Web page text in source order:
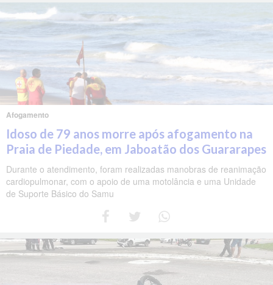
Afogamento
Idoso de 79 anos morre após afogamento na
Praia de Piedade, em Jaboatão dos Guararapes
Durante o atendimento, foram realizadas manobras de reanimação
cardiopulmonar, com o apoio de uma motolância e uma Unidade
de Suporte Básico do Samu